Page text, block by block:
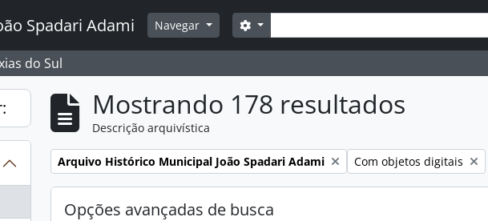
Spadari Adami Navegar Buscar
Opções de busca
do Sul
Mostrando 178 resultados
Descrição arquivística
Remover filtro:
Arquivo Histórico Municipal João Spadari Adami Remover filtro:
Com objetos digitais
Opções avançadas de busca